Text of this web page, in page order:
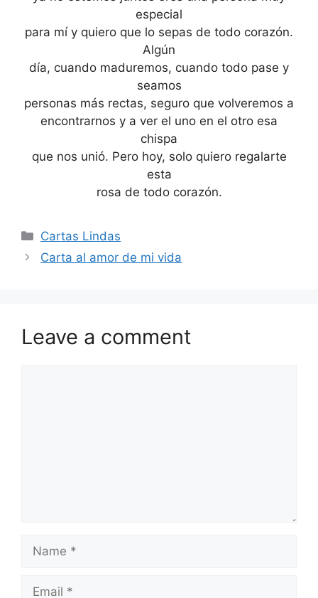
especial
para mí y quiero que lo sepas de todo corazón.
Algún
día, cuando maduremos, cuando todo pase y
seamos
personas más rectas, seguro que volveremos a
encontrarnos y a ver el uno en el otro esa
chispa
que nos unió. Pero hoy, solo quiero regalarte
esta
rosa de todo corazón.
Categories
Cartas Lindas
Carta al amor de mi vida
Leave a comment